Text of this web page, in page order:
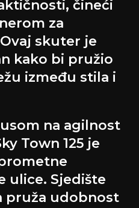
čineći
za
skuter je
kako bi pružio
između stila i
na agilnost
Town 125 je
ulice. Sjedište
pruža udobnost